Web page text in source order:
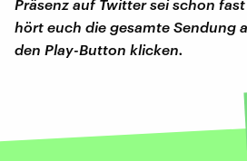
Präsenz auf Twitter sei schon
hört euch die gesamte Sendung
den Play-Button klicken.